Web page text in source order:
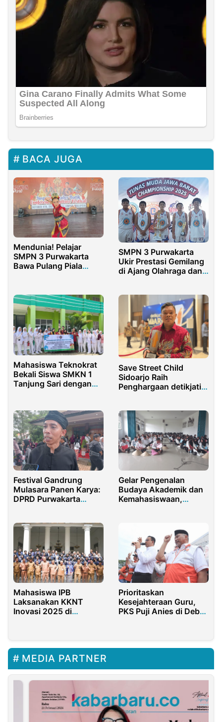
BACA JUGA
Mendunia! Pelajar
SMPN 3 Purwakarta
Bawa Pulang Piala
SMPN 3 Purwakarta
Ukir Prestasi Gemilang
di Ajang Olahraga dan
Mahasiswa Teknokrat
Bekali Siswa SMKN 1
Tanjung Sari dengan
Save Street Child
Sidoarjo Raih
Penghargaan detikjatim
Festival Gandrung
Mulasara Panen Karya:
DPRD Purwakarta
Gelar Pengenalan
Budaya Akademik dan
Kemahasiswaan,
Berakhlakul Karimah
Mahasiswa IPB
Laksanakan KKNT
Inovasi 2025 di
Prioritaskan
Kesejahteraan Guru,
PKS Puji Anies di Debat
MEDIA PARTNER